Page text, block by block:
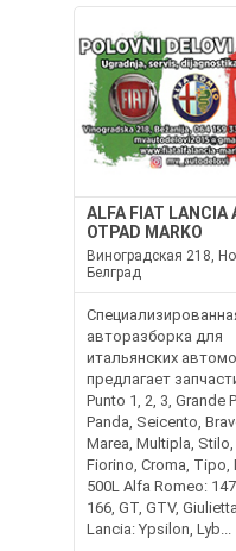
ALFA FIAT LANCIA
OTPAD MARKO
Виноградская 218,
Белград
авторазборка для
итальянских
предлагает
Punto 1, 2, 3, Grande
Panda, Seicento,
Marea, Multipla,
Fiorino, Croma, Tipo,
500L Alfa Romeo:
166, GT, GTV,
Lancia: Ypsilon, Lyb...